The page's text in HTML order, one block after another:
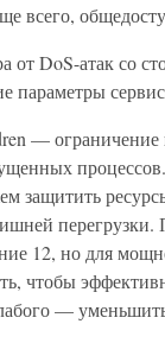
всего,
от DoS-атак со
параметры
— ограничение
защитить
12, но для
чтобы
—